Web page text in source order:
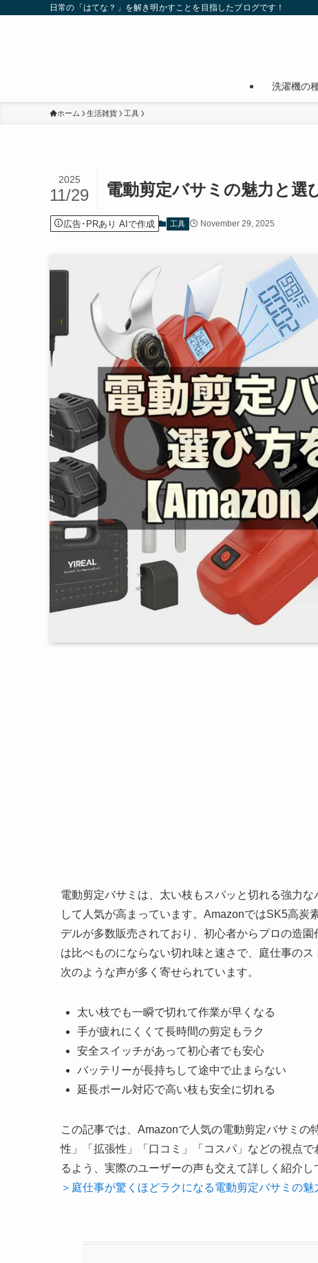
日常の「はてな？」を解き明かすことを目指したブログです！
洗濯機の
ホーム 生活雑貨 工具
電動剪定バサミの魅力と選
2025
11/29
広告･PRあり AIで作成 工具 November 29, 2025
電動剪定バサミは、太い枝もスパッと切れる強力
して人気が高まっています。AmazonではSK5高
デルが多数販売されており、初心者からプロの造
は比べものにならない切れ味と速さで、庭仕事の
次のような声が多く寄せられています。
太い枝でも一瞬で切れて作業が早くなる
手が疲れにくくて長時間の剪定もラク
安全スイッチがあって初心者でも安心
バッテリーが長持ちして途中で止まらない
延長ポール対応で高い枝も安全に切れる
この記事では、Amazonで人気の電動剪定バサミ
性」「拡張性」「口コミ」「コスパ」などの視点
るよう、実際のユーザーの声も交えて詳しく紹介し
＞庭仕事が驚くほどラクになる電動剪定バサミの魅